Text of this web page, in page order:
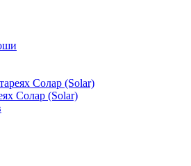
Солар (Solar)
Солар (Solar)